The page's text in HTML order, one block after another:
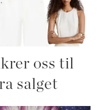
oss til
salget